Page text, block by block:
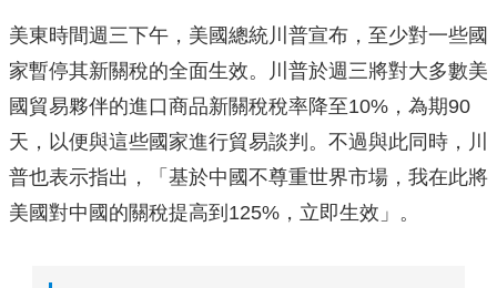
美東時間週三下午，美國總統川普宣布，至少對一些國
家暫停其新關稅的全面生效。川普於週三將對大多數美
國貿易夥伴的進口商品新關稅稅率降至10%，為期90
天，以便與這些國家進行貿易談判。不過與此同時，川
普也表示指出，「基於中國不尊重世界市場，我在此將
美國對中國的關稅提高到125%，立即生效」。